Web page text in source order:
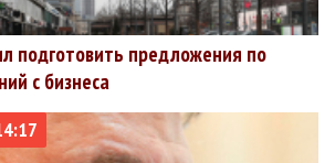
подготовить предложения по
с бизнеса